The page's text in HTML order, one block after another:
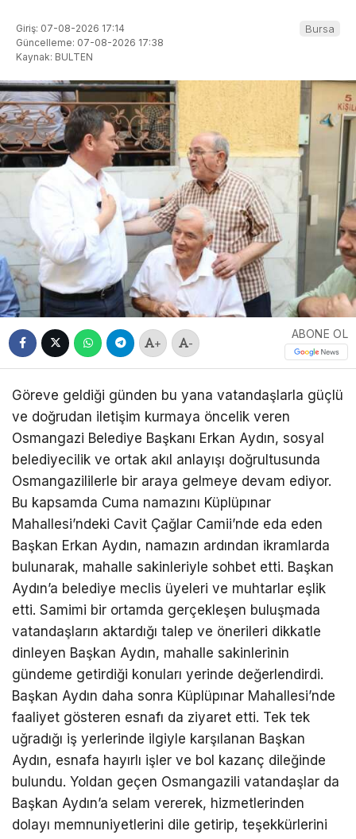
Giriş: 07-08-2026 17:14
Güncelleme: 07-08-2026 17:38
Kaynak: BULTEN
Bursa
+ -
ABONE OL
Göreve geldiği günden bu yana vatandaşlarla güçlü
ve doğrudan iletişim kurmaya öncelik veren
Osmangazi Belediye Başkanı Erkan Aydın, sosyal
belediyecilik ve ortak akıl anlayışı doğrultusunda
Osmangazililerle bir araya gelmeye devam ediyor.
Bu kapsamda Cuma namazını Küplüpınar
Mahallesi’ndeki Cavit Çağlar Camii’nde eda eden
Başkan Erkan Aydın, namazın ardından ikramlarda
bulunarak, mahalle sakinleriyle sohbet etti. Başkan
Aydın’a belediye meclis üyeleri ve muhtarlar eşlik
etti. Samimi bir ortamda gerçekleşen buluşmada
vatandaşların aktardığı talep ve önerileri dikkatle
dinleyen Başkan Aydın, mahalle sakinlerinin
gündeme getirdiği konuları yerinde değerlendirdi.
Başkan Aydın daha sonra Küplüpınar Mahallesi’nde
faaliyet gösteren esnafı da ziyaret etti. Tek tek
uğradığı iş yerlerinde ilgiyle karşılanan Başkan
Aydın, esnafa hayırlı işler ve bol kazanç dileğinde
bulundu. Yoldan geçen Osmangazili vatandaşlar da
Başkan Aydın’a selam vererek, hizmetlerinden
dolayı memnuniyetlerini dile getirip, teşekkürlerini